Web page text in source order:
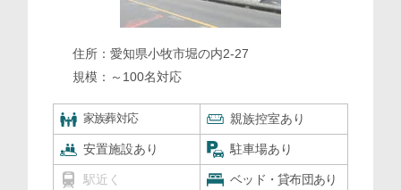
住所： 愛知県小牧市堀の内2-27
規模： ～100名対応
家族葬対応 親族控室あり
安置施設あり 駐車場あり
駅近く ベッド・貸布団あり